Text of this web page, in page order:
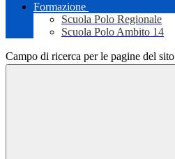
Formazione
Scuola Polo Regionale
Scuola Polo Ambito 14
Campo di ricerca per le pagine del sito